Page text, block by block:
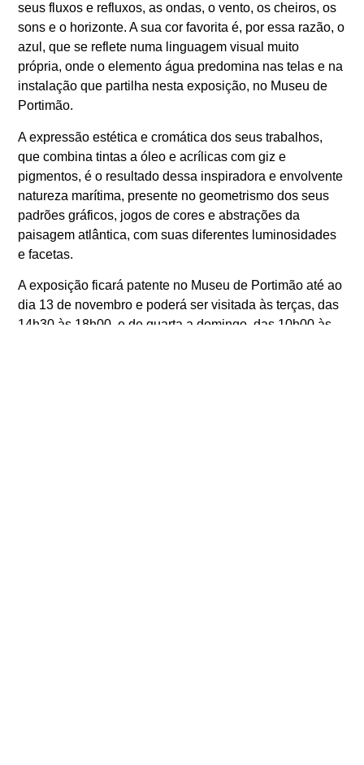
seus fluxos e refluxos, as ondas, o vento, os cheiros, os
sons e o horizonte. A sua cor favorita é, por essa razão, o
azul, que se reflete numa linguagem visual muito
própria, onde o elemento água predomina nas telas e na
instalação que partilha nesta exposição, no Museu de
Portimão.
A expressão estética e cromática dos seus trabalhos,
que combina tintas a óleo e acrílicas com giz e
pigmentos, é o resultado dessa inspiradora e envolvente
natureza marítima, presente no geometrismo dos seus
padrões gráficos, jogos de cores e abstrações da
paisagem atlântica, com suas diferentes luminosidades
e facetas.
A exposição ficará patente no Museu de Portimão até ao
dia 13 de novembro e poderá ser visitada às terças, das
14h30 às 18h00, e de quarta a domingo, das 10h00 às